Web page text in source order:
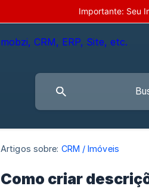
Importante: Seu
Artigos sobre: CRM / Imóveis
Como criar